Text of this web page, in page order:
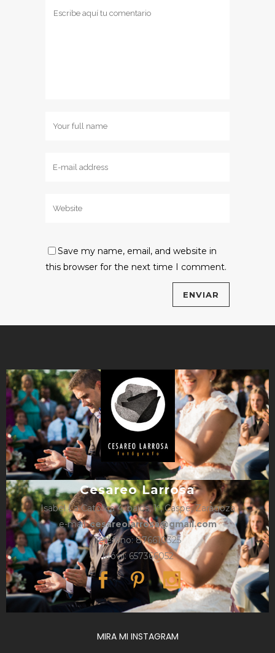
Save my name, email, and website in
this browser for the next time I comment.
Cesareo Larrosa
Isabel La Católica 4, bajos, 1º, Caspe, Zaragoza
e-mail:cesareolarrosa@gmail.com
Teléfono: 876610325
Móvil: 657366052
MIRA MI INSTAGRAM